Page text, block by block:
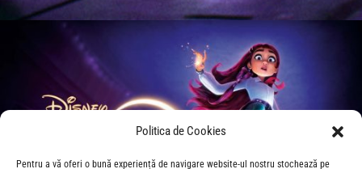
Politica de Cookies
Pentru a vă oferi o bună experiență de navigare website-ul nostru stochează pe